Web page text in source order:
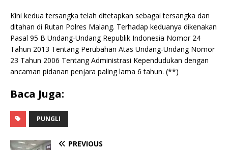
Kini kedua tersangka telah ditetapkan sebagai tersangka dan
ditahan di Rutan Polres Malang. Terhadap keduanya dikenakan
Pasal 95 B Undang-Undang Republik Indonesia Nomor 24
Tahun 2013 Tentang Perubahan Atas Undang-Undang Nomor
23 Tahun 2006 Tentang Administrasi Kependudukan dengan
ancaman pidanan penjara paling lama 6 tahun. (**)
Baca Juga:
PUNGLI
PREVIOUS